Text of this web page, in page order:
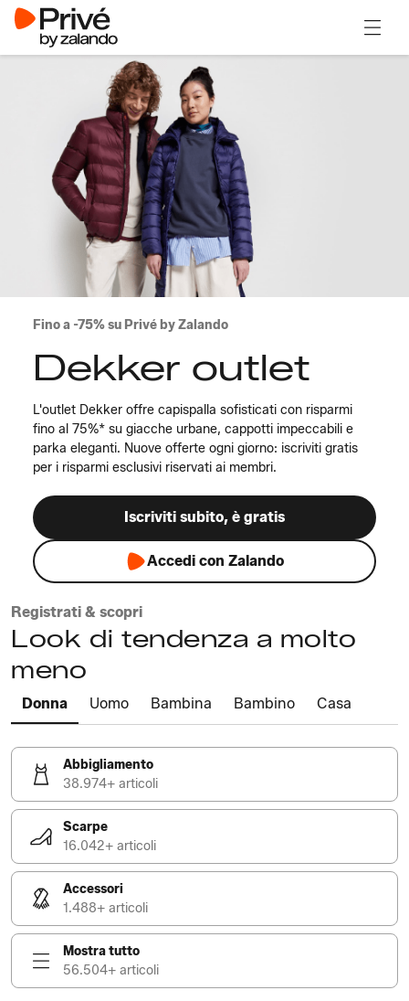
Fino a -75% su Privé by Zalando
Dekker outlet
L'outlet Dekker offre capispalla sofisticati con risparmi
fino al 75%* su giacche urbane, cappotti impeccabili e
parka eleganti. Nuove offerte ogni giorno: iscriviti gratis
per i risparmi esclusivi riservati ai membri.
Iscriviti subito, è gratis
Accedi con Zalando
Registrati & scopri
Look di tendenza a molto
meno
Donna Uomo Bambina Bambino Casa
Abbigliamento
38.974+ articoli
Scarpe
16.042+ articoli
Accessori
1.488+ articoli
Mostra tutto
56.504+ articoli